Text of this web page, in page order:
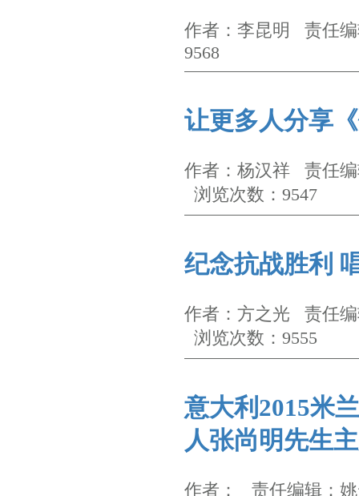
作者：李昆明 责任
9568
让更多人分享
作者：杨汉祥 责任
浏览次数：9547
纪念抗战胜利
作者：方之光 责任
浏览次数：9555
意大利2015米
人张尚明先生
作者： 责任编辑：